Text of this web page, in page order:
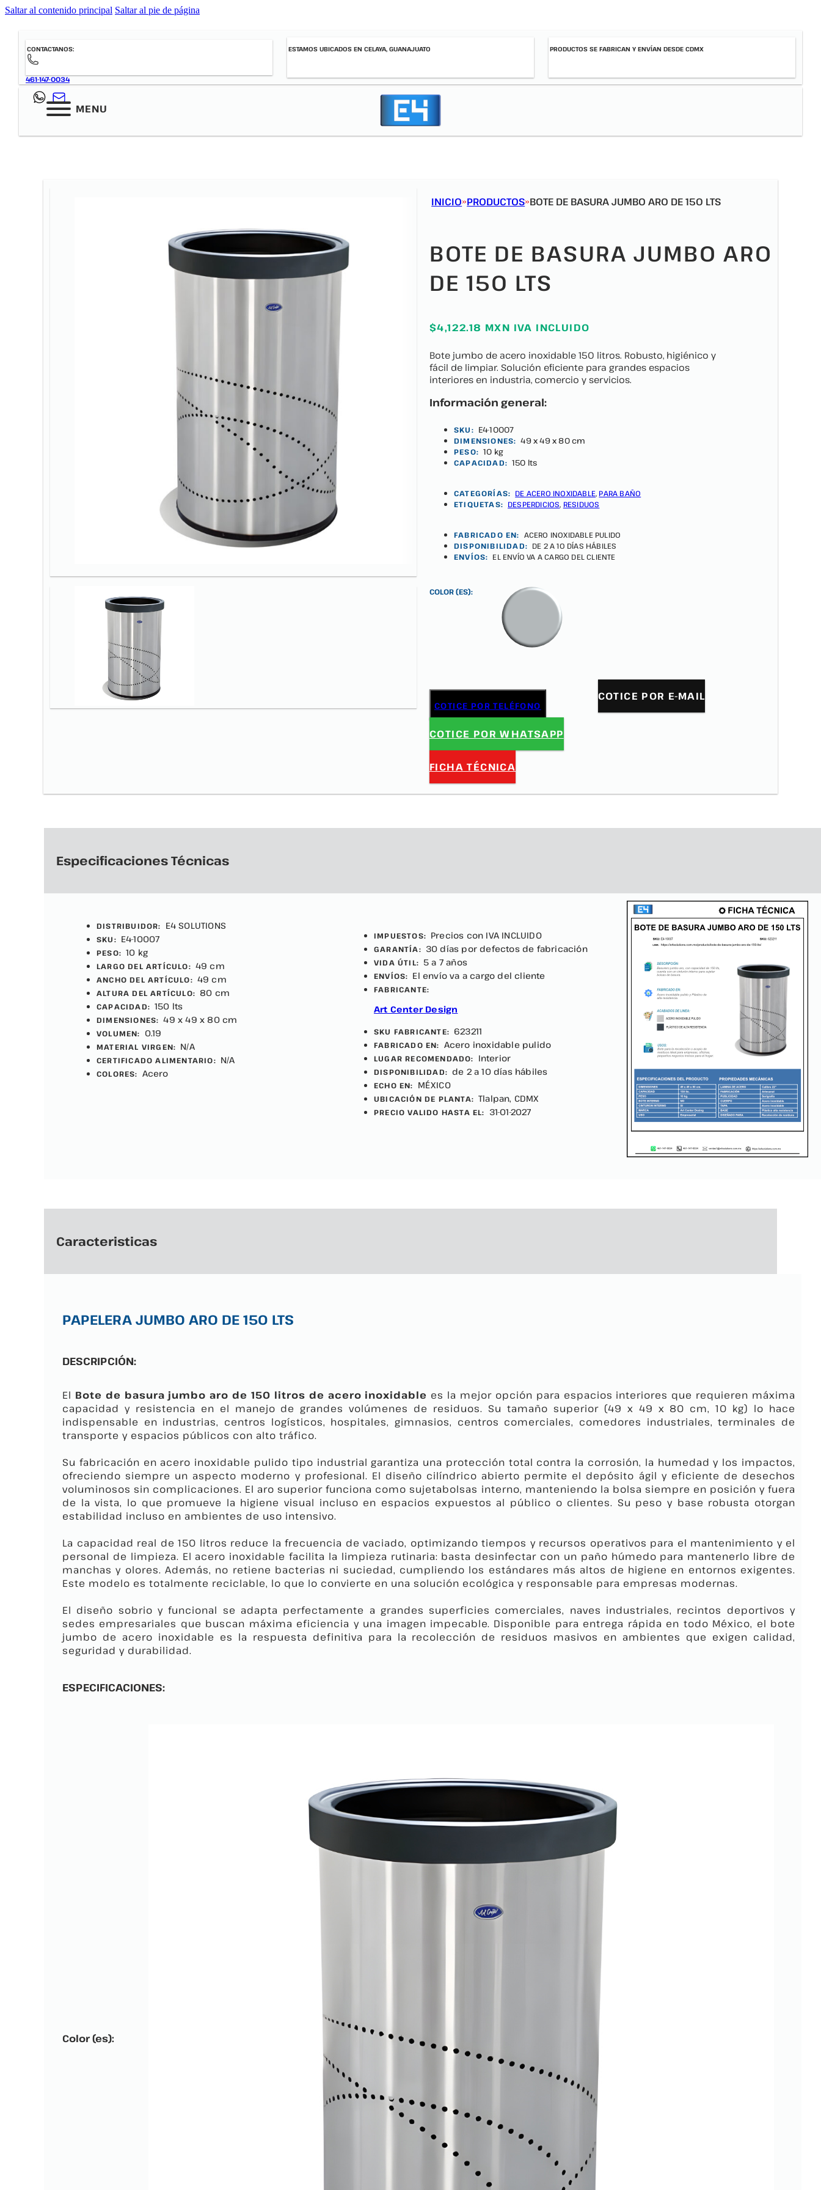
Saltar al contenido principal Saltar al pie de página
CONTACTANOS:
461-147-0034
ESTAMOS UBICADOS EN CELAYA, GUANAJUATO PRODUCTOS SE FABRICAN Y ENVÍAN DESDE CDMX
MENU
INICIO PRODUCTOS BOTE DE BASURA JUMBO ARO DE 150 LTS
BOTE DE BASURA JUMBO ARO
DE 150 LTS
$4,122.18 MXN IVA INCLUIDO
Bote jumbo de acero inoxidable 150 litros. Robusto, higiénico y
fácil de limpiar. Solución eficiente para grandes espacios
interiores en industria, comercio y servicios.
Información general:
SKU: E4-10007
DIMENSIONES: 49 x 49 x 80 cm
PESO: 10 kg
CAPACIDAD: 150 lts
CATEGORÍAS: DE ACERO INOXIDABLE, PARA BAÑO
ETIQUETAS: DESPERDICIOS, RESIDUOS
FABRICADO EN: ACERO INOXIDABLE PULIDO
DISPONIBILIDAD: DE 2 A 10 DÍAS HÁBILES
ENVÍOS: EL ENVÍO VA A CARGO DEL CLIENTE
COLOR (ES):
COTICE POR TELÉFONO
COTICE POR E-MAIL
COTICE POR WHATSAPP
FICHA TÉCNICA
Especificaciones Técnicas
DISTRIBUIDOR: E4 SOLUTIONS
SKU: E4-10007
PESO: 10 kg
LARGO DEL ARTÍCULO: 49 cm
ANCHO DEL ARTÍCULO: 49 cm
ALTURA DEL ARTÍCULO: 80 cm
CAPACIDAD: 150 lts
DIMENSIONES: 49 x 49 x 80 cm
VOLUMEN: 0.19
MATERIAL VIRGEN: N/A
CERTIFICADO ALIMENTARIO: N/A
COLORES: Acero
IMPUESTOS: Precios con IVA INCLUIDO
GARANTÍA: 30 días por defectos de fabricación
VIDA ÚTIL: 5 a 7 años
ENVÍOS: El envío va a cargo del cliente
FABRICANTE:
Art Center Design
SKU FABRICANTE: 623211
FABRICADO EN: Acero inoxidable pulido
LUGAR RECOMENDADO: Interior
DISPONIBILIDAD: de 2 a 10 días hábiles
ECHO EN: MÉXICO
UBICACIÓN DE PLANTA: Tlalpan, CDMX
PRECIO VALIDO HASTA EL: 31-01-2027
Caracteristicas
PAPELERA JUMBO ARO DE 150 LTS
DESCRIPCIÓN:
El Bote de basura jumbo aro de 150 litros de acero inoxidable es la mejor opción para espacios interiores que requieren máxima
capacidad y resistencia en el manejo de grandes volúmenes de residuos. Su tamaño superior (49 x 49 x 80 cm, 10 kg) lo hace
indispensable en industrias, centros logísticos, hospitales, gimnasios, centros comerciales, comedores industriales, terminales de
transporte y espacios públicos con alto tráfico.
Su fabricación en acero inoxidable pulido tipo industrial garantiza una protección total contra la corrosión, la humedad y los impactos,
ofreciendo siempre un aspecto moderno y profesional. El diseño cilíndrico abierto permite el depósito ágil y eficiente de desechos
voluminosos sin complicaciones. El aro superior funciona como sujetabolsas interno, manteniendo la bolsa siempre en posición y fuera
de la vista, lo que promueve la higiene visual incluso en espacios expuestos al público o clientes. Su peso y base robusta otorgan
estabilidad incluso en ambientes de uso intensivo.
La capacidad real de 150 litros reduce la frecuencia de vaciado, optimizando tiempos y recursos operativos para el mantenimiento y el
personal de limpieza. El acero inoxidable facilita la limpieza rutinaria: basta desinfectar con un paño húmedo para mantenerlo libre de
manchas y olores. Además, no retiene bacterias ni suciedad, cumpliendo los estándares más altos de higiene en entornos exigentes.
Este modelo es totalmente reciclable, lo que lo convierte en una solución ecológica y responsable para empresas modernas.
El diseño sobrio y funcional se adapta perfectamente a grandes superficies comerciales, naves industriales, recintos deportivos y
sedes empresariales que buscan máxima eficiencia y una imagen impecable. Disponible para entrega rápida en todo México, el bote
jumbo de acero inoxidable es la respuesta definitiva para la recolección de residuos masivos en ambientes que exigen calidad,
seguridad y durabilidad.
ESPECIFICACIONES:
Color (es):